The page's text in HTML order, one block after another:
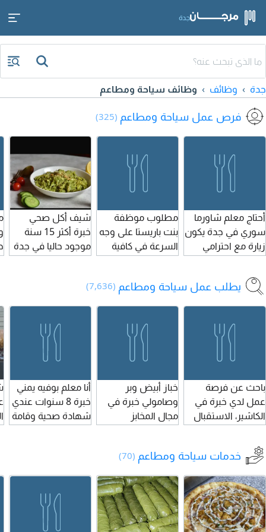
جدة
جدة وظائف وظائف سياحة ومطاعم
فرص عمل سياحة ومطاعم (325)
أحتاج معلم شاورما
سوري في جدة يكون
زيارة مع احترامي
لجميع الجنسيات حي
السلامة متوفر
سكن
مطلوب موظفة
بنت باريستا على وجه
السرعة في كافية
حي النعيم. الراتب
في الشهر
شيف أكل صحي
خبرة أكثر 15 سنة
موجود حاليا في جدة
تطوير منيوهات
واضافة سندوتش
وسلطات وبريك
يطلب عمل سياحة ومطاعم (7,636)
باحث عن فرصة
عمل لدي خبرة في
الكاشير، الاستقبال
العملاء والمطاعم،
بالاضافة الى اجادة
اللغة الانجليزية.
ملتزم، حسن التعامل،
سريع التعلم وابحث
عن فرصة عمل
خباز أبيض وبر
وصامولي خبرة في
مجال المخابز
أنا معلم بوفيه يمني
خبرة 8 سنوات عندي
شهادة صحية وقامة
خدمات سياحة ومطاعم (70)